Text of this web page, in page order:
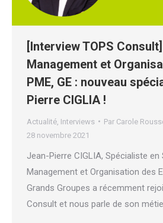
[Interview TOPS
Management et
PME, GE : nouveau
Pierre CIGLIA !
Actualité Interviews Par Carole
28 novembre 2021
Jean-Pierre CIGLIA, Spécialiste en
Management et Organisation des
Grands Groupes a récemment
Consult et nous parle de son